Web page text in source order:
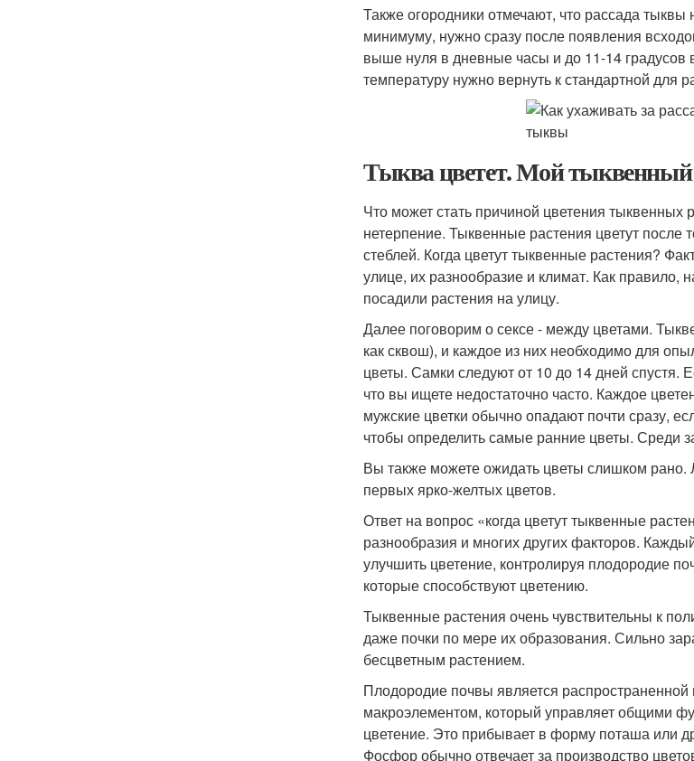
Также огородники отмечают, что рассада
минимуму, нужно сразу после появления
выше нуля в дневные часы и до 11-14
температуру нужно вернуть к стандартной для
Тыква цветет. Мой тыквенный
Что может стать причиной цветения
нетерпение. Тыквенные растения цветут после
стеблей. Когда цветут тыквенные растения?
улице, их разнообразие и климат. Как правило,
посадили растения на улицу.
Далее поговорим о сексе - между цветами.
как сквош), и каждое из них необходимо для
цветы. Самки следуют от 10 до 14 дней спустя.
что вы ищете недостаточно часто. Каждое
мужские цветки обычно опадают почти сразу,
чтобы определить самые ранние цветы. Среди
Вы также можете ожидать цветы слишком рано.
первых ярко-желтых цветов.
Ответ на вопрос «когда цветут тыквенные
разнообразия и многих других факторов.
улучшить цветение, контролируя плодородие
которые способствуют цветению.
Тыквенные растения очень чувствительны к
даже почки по мере их образования. Сильно
бесцветным растением.
Плодородие почвы является распространенной
макроэлементом, который управляет общими
цветение. Это прибывает в форму поташа или
Фосфор обычно отвечает за производство